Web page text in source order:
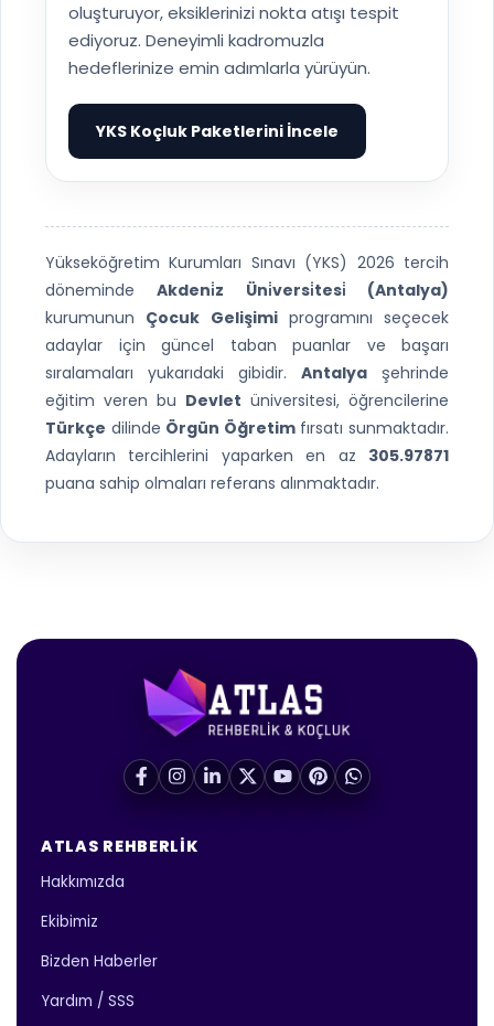
oluşturuyor, eksiklerinizi nokta atışı tespit
ediyoruz. Deneyimli kadromuzla
hedeflerinize emin adımlarla yürüyün.
YKS Koçluk Paketlerini İncele
▶
Yükseköğretim Kurumları Sınavı (YKS) 2026 tercih
dönemindeAkdeni̇z Üni̇versi̇tesi̇ (Antalya)
kurumunun Çocuk Gelişimiprogramını seçecek
adaylar için güncel taban puanlar ve başarı
sıralamaları yukarıdaki gibidir. Antalya şehrinde
eğitim veren bu Devlet üniversitesi, öğrencilerine
Türkçe dilinde Örgün Öğretimfırsatı sunmaktadır.
Adayların tercihlerini yaparken en az 305.97871
puana sahip olmaları referans alınmaktadır.
ATLAS REHBERLIK
Hakkımızda
Ekibimiz
Bizden Haberler
Yardım / SSS